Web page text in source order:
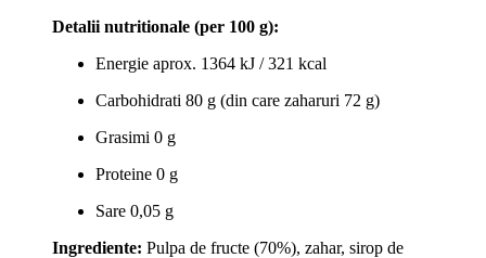
Detalii nutritionale (per 100 g):
Energie aprox. 1364 kJ / 321 kcal
Carbohidrati 80 g (din care zaharuri 72 g)
Grasimi 0 g
Proteine 0 g
Sare 0,05 g
Ingrediente: Pulpa de fructe (70%), zahar, sirop de